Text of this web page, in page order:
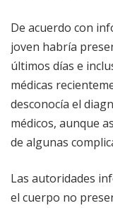
De acuerdo con
joven habría
últimos días e
médicas
desconocía el
médicos, aunque
de algunas
Las autoridades
el cuerpo no